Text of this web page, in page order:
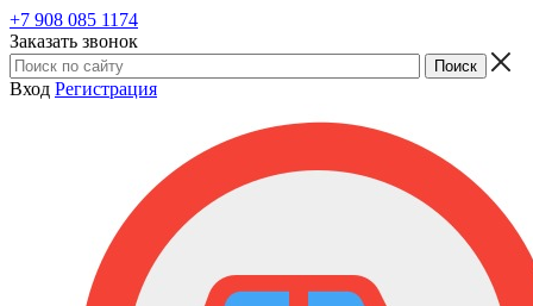
+7 908 085 1174
Заказать звонок
Вход Регистрация